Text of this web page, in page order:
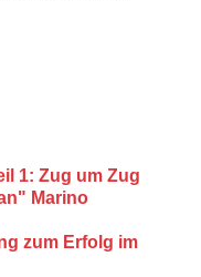
1: Zug um Zug
Marino
zum Erfolg im